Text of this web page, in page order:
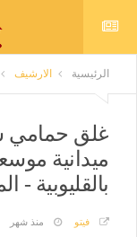
الرئيسية الارشيف
غلق حمامي
ميدانية
بالقليوبية -
فيتو منذ شهر